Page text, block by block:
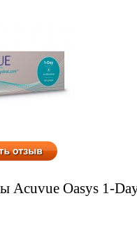
Acuvue Oasys 1-